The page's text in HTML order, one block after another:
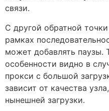
связи.
С другой обратной
рамках
может добавлять паузы.
особенности видно в
прокси с большой
зависит от качества
нынешней загрузки.